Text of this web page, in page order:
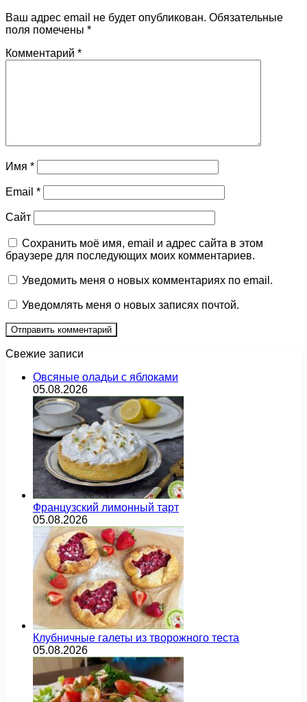
Ваш адрес email не будет опубликован. Обязательные
поля помечены *
Комментарий *
Имя *
Email *
Сайт
Сохранить моё имя, email и адрес сайта в этом
браузере для последующих моих комментариев.
Уведомить меня о новых комментариях по email.
Уведомлять меня о новых записях почтой.
Свежие записи
Овсяные оладьи с яблоками
05.08.2026
Французский лимонный тарт
05.08.2026
Клубничные галеты из творожного теста
05.08.2026